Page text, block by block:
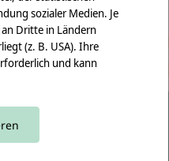
sozialer Medien. Je
Dritte in Ländern
(z. B. USA). Ihre
und kann